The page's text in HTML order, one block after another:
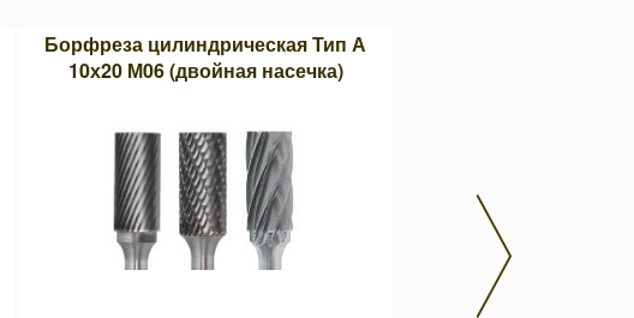
Борфреза цилиндрическая Тип А
10х20 М06 (двойная насечка)